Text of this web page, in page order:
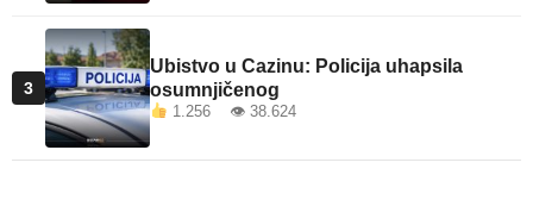
3
Ubistvo u Cazinu: Policija uhapsila
osumnjičenog
1.256 👁 38.624